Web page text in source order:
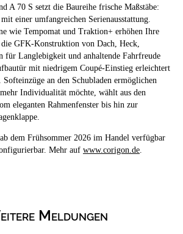
A 70 S setzt die Baureihe frische Maßstäbe:
einer umfangreichen Serienausstattung.
wie Tempomat und Traktion+ erhöhen Ihre
GFK-Konstruktion von Dach, Heck,
für Langlebigkeit und anhaltende Fahrfreude
mit niedrigem Coupé-Einstieg erleichtert
an den Schubladen ermöglichen
Individualität möchte, wählt aus den
eleganten Rahmenfenster bis hin zur
dem Frühsommer 2026 im Handel verfügbar
Mehr auf www.corigon.de
Meldungen